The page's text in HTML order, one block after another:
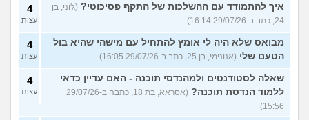
איך להתמודד עם ההשלכות של התקף פסיכוטי? (ג'וני, בן
24, כתב ב-29/07/26 16:14)
4
עצות
מבואס שלא היה לי אומץ להתחיל עם מישהי שהיא בול
הטעם שלי (אנונימי, בן 25, כתב ב-29/07/26 16:05)
4
עצות
שאלה לסטודנטים ולמהנדסי תוכנה - האם עדיין כדאי
ללמוד הנדסת תוכנה?
(אסראא, בת 18, כתבה ב-29/07/26
15:56)
4
עצות